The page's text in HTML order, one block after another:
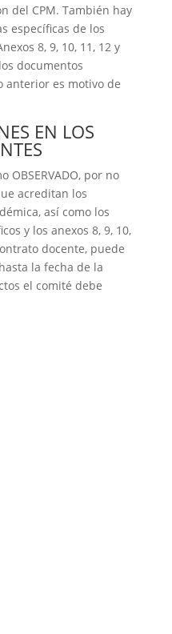
del CPM. También hay
específicas de los
8, 9, 10, 11, 12 y
documentos
anterior es motivo de
EN LOS
OBSERVADO, por no
acreditan los
así como los
y los anexos 8, 9, 10,
docente, puede
la fecha de la
el comité debe